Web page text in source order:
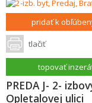
pridať k
tlačiť
topovať
PREDA J- 2-
Opletalovej ulici